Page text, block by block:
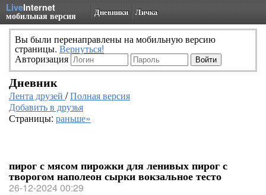
LiveInternet
мобильная версия Дневники Личка
Вы были перенаправлены на мобильную версию
страницы. Вернуться!
Авторизация
Дневник
Лента друзей /Полная версия
Добавить в друзья
Страницы: раньше»
пирог с мясом пирожки для ленивых пирог с
творогом наполеон сырки вокзальное тесто
26-12-2024 00:29